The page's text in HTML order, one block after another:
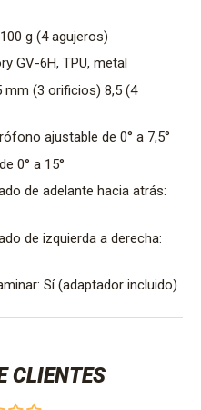
g (4 agujeros)
GV-6H, TPU, metal
mm (3 orificios) 8,5 (4
ajustable de 0° a 7,5°
0° a 15°
de adelante hacia atrás:
de izquierda a derecha:
Sí (adaptador incluido)
CLIENTES